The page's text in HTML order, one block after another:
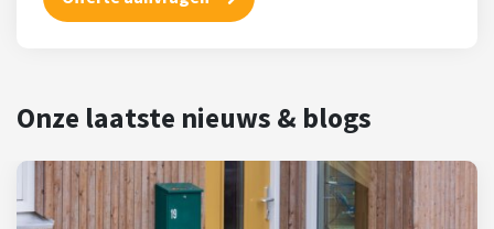
Onze laatste nieuws & blogs